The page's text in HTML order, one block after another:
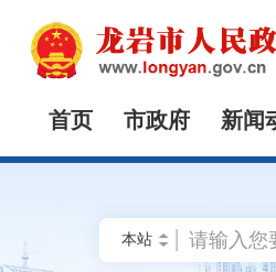
首页 市政府 新闻